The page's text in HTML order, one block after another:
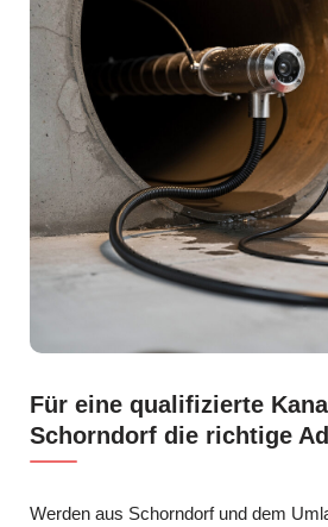
Für eine qualifizierte
Schorndorf die richtige
Werden aus Schorndorf und dem